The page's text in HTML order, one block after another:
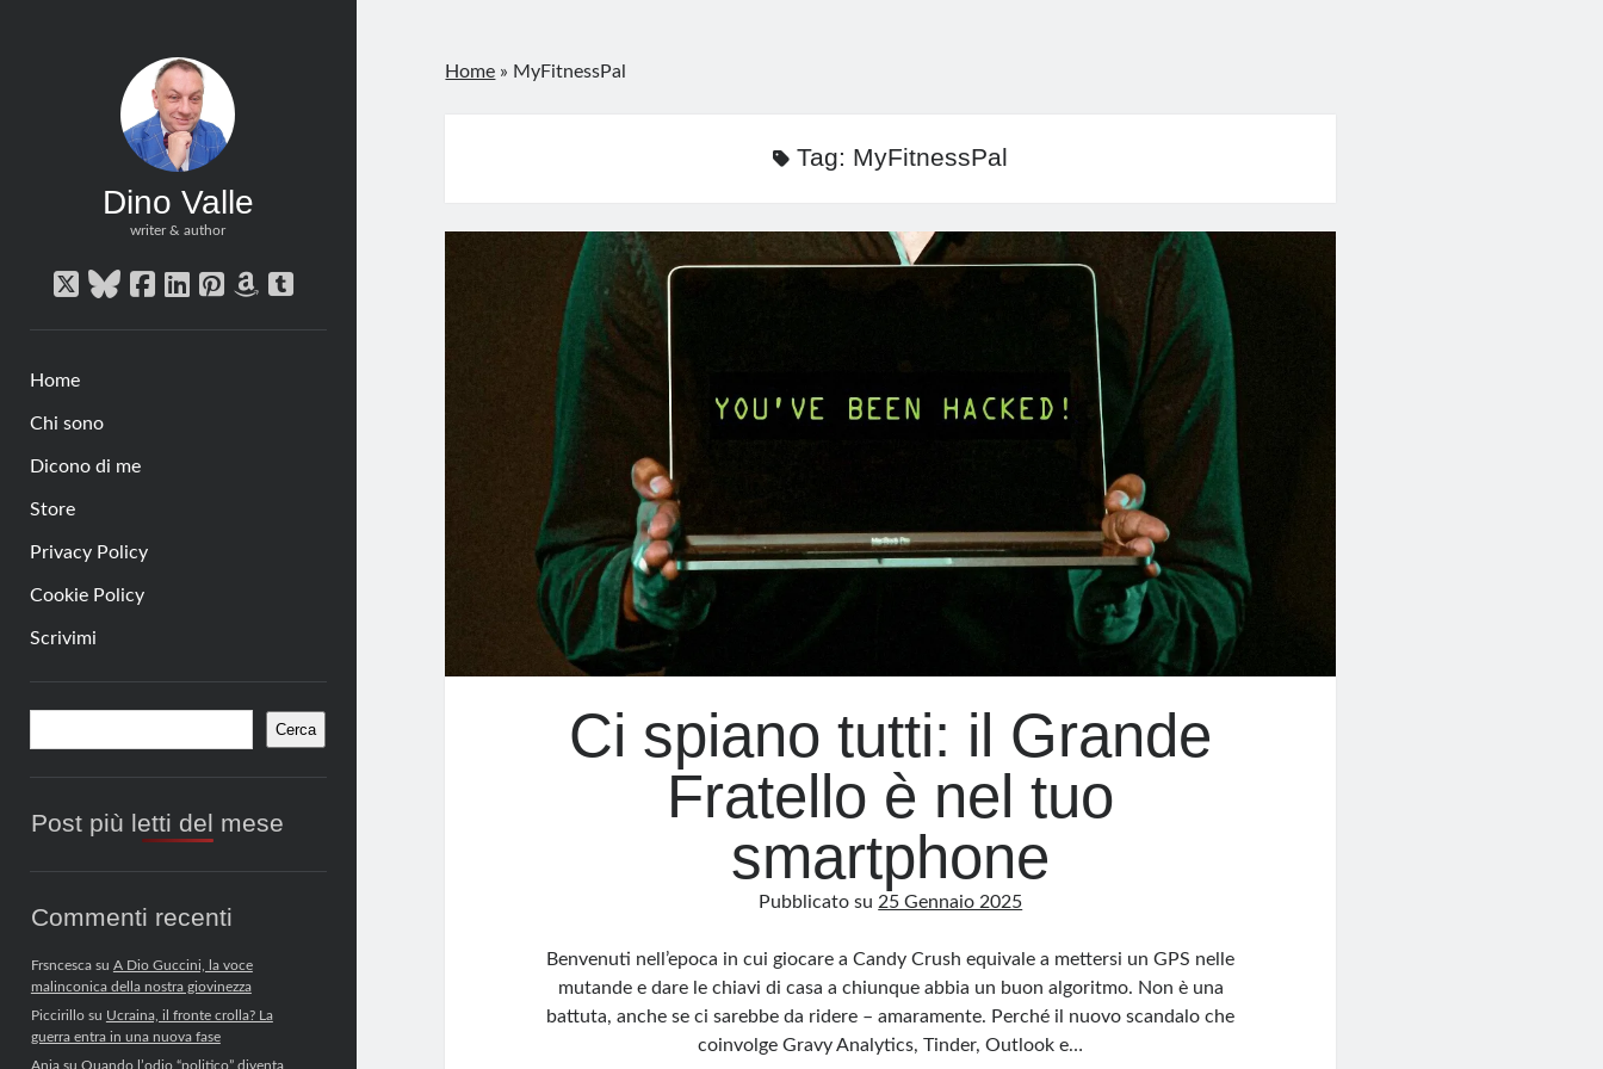
Dino Valle
writer & author
twitterbluesky
facebook
linkedin
pinterest
amazon
tumblr
Home
Chi sono
Dicono di me
Store
Privacy Policy
Cookie Policy
Scrivimi
Barra
laterale
Cerca
Post più letti del mese
Commenti recenti
Frsncescasu A Dio Guccini, la voce
malinconica della nostra giovinezza
Piccirillosu Ucraina, il fronte crolla? La
guerra entra in una nuova fase
Anjasu Quando l’odio “politico” diventa
Home » MyFitnessPal
Tag: MyFitnessPal
Ci spiano tutti: il Grande
Fratello è nel tuo
smartphone
Pubblicato su25 Gennaio 2025
Benvenuti nell’epoca in cui giocare a Candy Crush equivale a mettersi un GPS nelle
mutande e dare le chiavi di casa a chiunque abbia un buon algoritmo. Non è una
battuta, anche se ci sarebbe da ridere – amaramente. Perché il nuovo scandalo che
coinvolge Gravy Analytics, Tinder, Outlook e…